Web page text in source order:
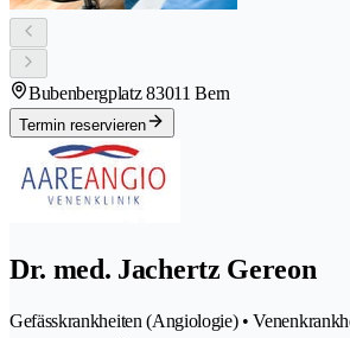
Bubenbergplatz 83011 Bern
Termin reservieren
Dr. med. Jachertz Gereon
Gefässkrankheiten (Angiologie) •